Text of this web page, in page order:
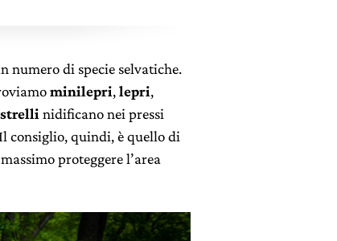
numero di specie selvatiche.
minilepri,lepri,
nidificano nei pressi
consiglio, quindi, è quello di
proteggere l’area